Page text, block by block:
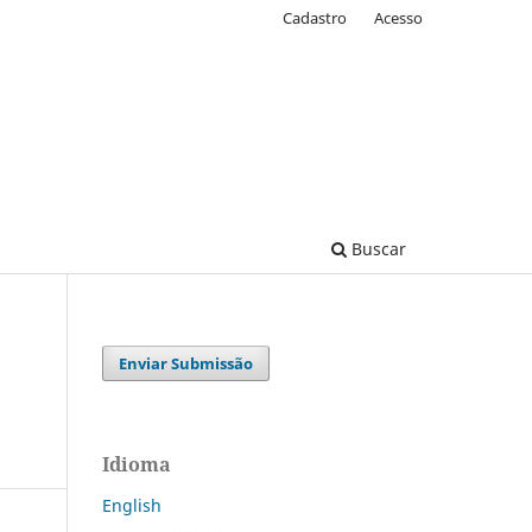
Buscar
Cadastro Acesso
Enviar Submissão
Idioma
English